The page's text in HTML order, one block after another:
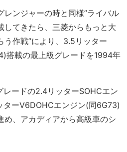
レンジャーの時と同様”ライバル
してきたら、三菱からもっと大
う作戦”により、3.5リッター
搭載の最上級グレードを1994年
レードの2.4リッターSOHCエン
ーV6DOHCエンジン(同6G73)
め、アカディアから高級車のシ